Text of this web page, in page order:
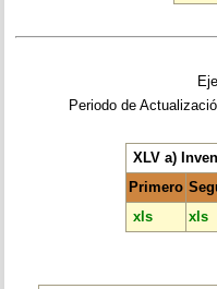
Periodo de
XLV a)
Primero
xls
xls